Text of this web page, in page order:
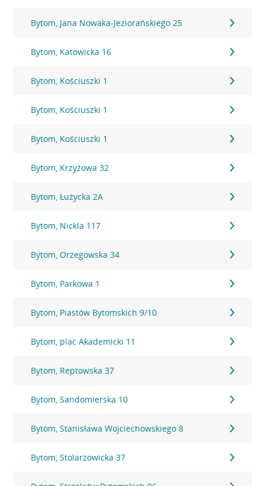
Bytom, Jana Nowaka-Jeziorańskiego 25
Bytom, Katowicka 16
Bytom, Kościuszki 1
Bytom, Kościuszki 1
Bytom, Kościuszki 1
Bytom, Krzyżowa 32
Bytom, Łużycka 2A
Bytom, Nickla 117
Bytom, Orzegowska 34
Bytom, Parkowa 1
Bytom, Piastów Bytomskich 9/10
Bytom, plac Akademicki 11
Bytom, Reptowska 37
Bytom, Sandomierska 10
Bytom, Stanisława Wojciechowskiego 8
Bytom, Stolarzowicka 37